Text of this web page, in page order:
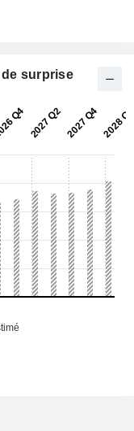
surprise